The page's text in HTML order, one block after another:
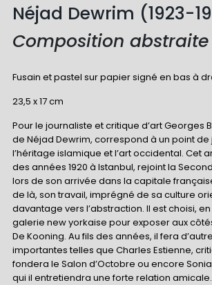
Néjad Dewrim (1923-
Composition abstraite
Fusain et pastel sur papier signé en bas à
23,5 x 17 cm
Pour le journaliste et critique d’art Georges
de Néjad Dewrim, correspond à un point
l’héritage islamique et l’art occidental. Cet
des années 1920 à Istanbul, rejoint la
lors de son arrivée dans la capitale
de là, son travail, imprégné de sa culture
davantage vers l’abstraction. Il est choisi, en
galerie new yorkaise pour exposer aux
De Kooning. Au fils des années, il fera
importantes telles que Charles Estienne,
fondera le Salon d’Octobre ou encore
qui il entretiendra une forte relation